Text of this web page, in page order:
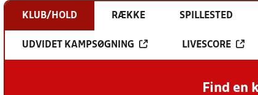
KLUB/HOLD RÆKKE SPILLESTED
UDVIDET KAMPSØGNING LIVESCORE
Find en